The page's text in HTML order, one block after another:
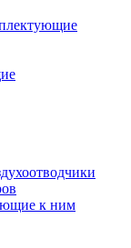
к ним